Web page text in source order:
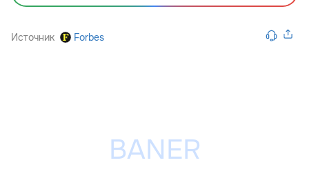
Источник Forbes